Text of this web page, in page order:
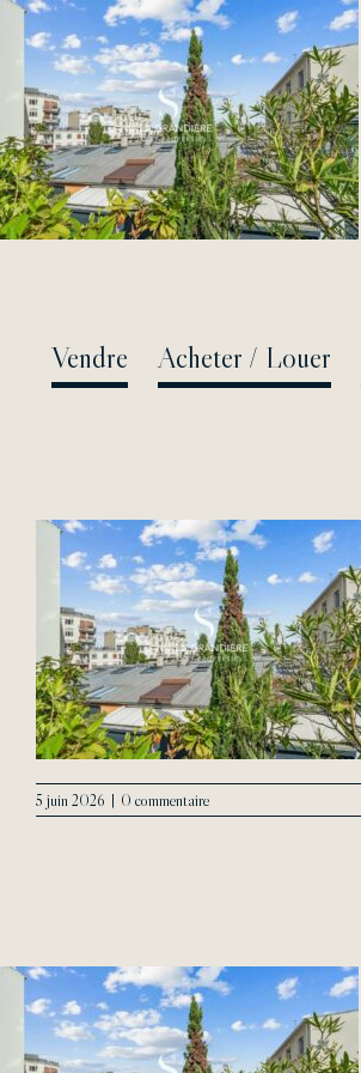
Passer
contenu
Vendre Acheter / Louer
5 juin 2026 | 0 commentaire